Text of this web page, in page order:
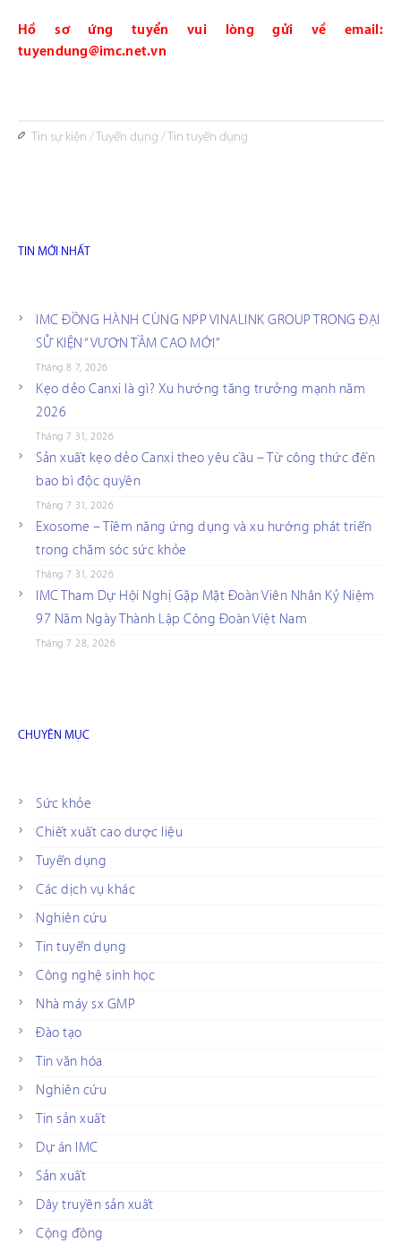
Hồ sơ ứng tuyển vui lòng gửi về email:
tuyendung@imc.net.vn
Tin sự kiện /Tuyển dụng /Tin tuyển dụng
TIN MỚI NHẤT
IMC ĐỒNG HÀNH CÙNG NPP VINALINK GROUP TRONG ĐẠI
SỰ KIỆN “VƯƠN TẦM CAO MỚI”
Tháng 8 7, 2026
Kẹo dẻo Canxi là gì? Xu hướng tăng trưởng mạnh năm
2026
Tháng 7 31, 2026
Sản xuất kẹo dẻo Canxi theo yêu cầu – Từ công thức đến
bao bì độc quyền
Tháng 7 31, 2026
Exosome – Tiềm năng ứng dụng và xu hướng phát triển
trong chăm sóc sức khỏe
Tháng 7 31, 2026
IMC Tham Dự Hội Nghị Gặp Mặt Đoàn Viên Nhân Kỷ Niệm
97 Năm Ngày Thành Lập Công Đoàn Việt Nam
Tháng 7 28, 2026
CHUYÊN MỤC
Sức khỏe
Chiết xuất cao dược liệu
Tuyển dụng
Các dịch vụ khác
Nghiên cứu
Tin tuyển dụng
Công nghệ sinh học
Nhà máy sx GMP
Đào tạo
Tin văn hóa
Nghiên cứu
Tin sản xuất
Dự án IMC
Sản xuất
Dây truyền sản xuất
Cộng đồng